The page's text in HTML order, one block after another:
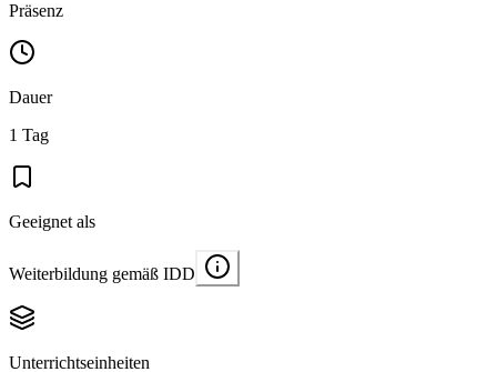
Präsenz
Dauer
1 Tag
Geeignet als
Weiterbildung gemäß IDD
Unterrichtseinheiten